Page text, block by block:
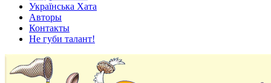
Українська Хата
Авторы
Контакты
Не губи талант!